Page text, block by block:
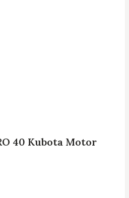
40 Kubota Motor